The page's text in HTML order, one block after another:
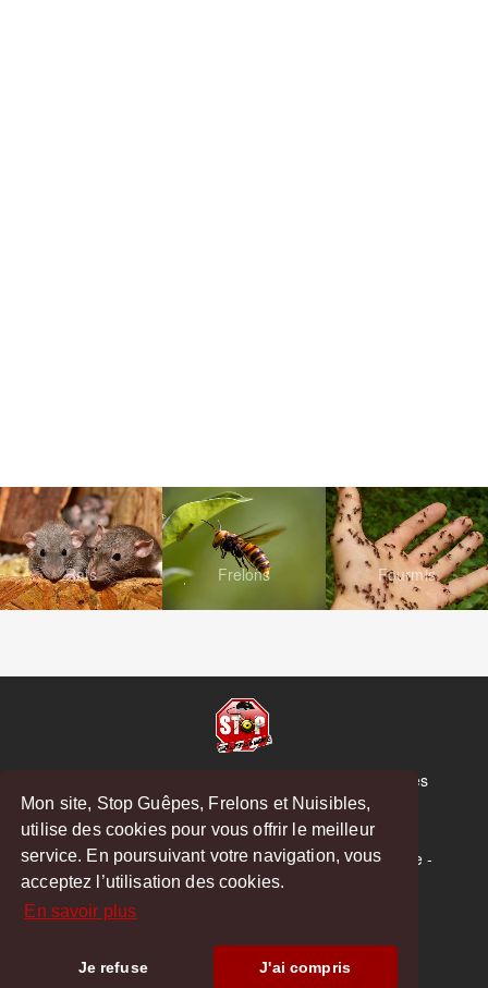
Mon site, Stop Guêpes, Frelons et Nuisibles,
utilise des cookies pour vous offrir le meilleur
service. En poursuivant votre navigation, vous
acceptez l’utilisation des cookies.
En savoir plus
Je refuse J'ai compris
Rats Frelons Fourmis
© Copyright 2026 Stop Guêpes, Frelons et Nuisibles
Mentions légales
Créé parMattWeb
Saint-Gaudens-Saint-Girons-Boulogne-sur-Gesse-
Montréjeau
Hoodspot